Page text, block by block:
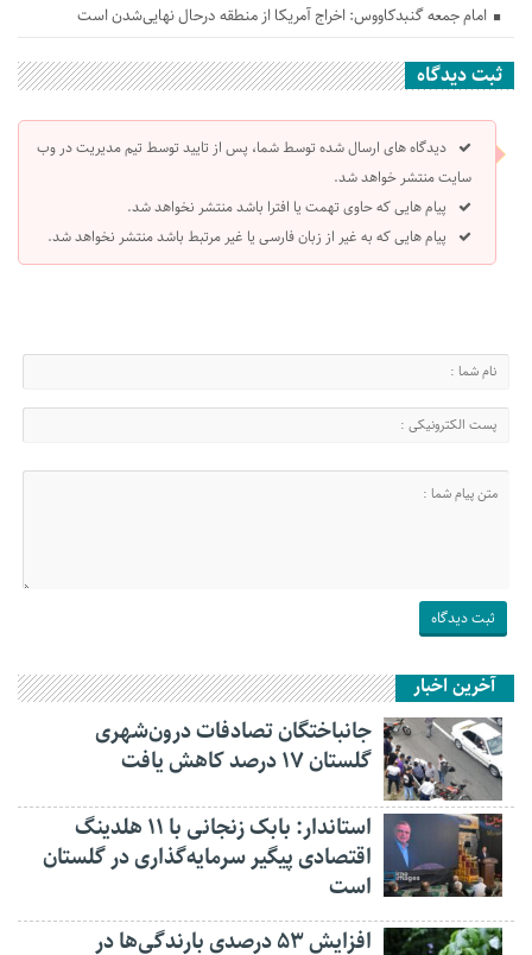
امام جمعه گنبدکاووس: اخراج آمریکا از منطقه درحال نهایی‌شدن است
ثبت دیدگاه
دیدگاه های ارسال شده توسط شما، پس از تایید توسط تیم مدیریت در وب
سایت منتشر خواهد شد.
پیام هایی که حاوی تهمت یا افترا باشد منتشر نخواهد شد.
پیام هایی که به غیر از زبان فارسی یا غیر مرتبط باشد منتشر نخواهد شد.
آخرین اخبار
جانباختگان تصادفات درون‌شهری
گلستان ۱۷ درصد کاهش یافت
استاندار: بابک زنجانی با ۱۱ هلدینگ
اقتصادی پیگیر سرمایه‌گذاری در گلستان
است
افزایش ۵۳ درصدی بارندگی‌ها در